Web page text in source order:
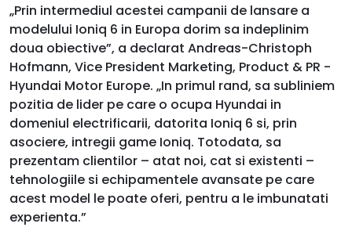
„Prin intermediul acestei campanii de lansare a
modelului Ioniq 6 in Europa dorim sa indeplinim
doua obiective”, a declarat Andreas-Christoph
Hofmann, Vice President Marketing, Product & PR -
Hyundai Motor Europe. „In primul rand, sa subliniem
pozitia de lider pe care o ocupa Hyundai in
domeniul electrificarii, datorita Ioniq 6 si, prin
asociere, intregii game Ioniq. Totodata, sa
prezentam clientilor – atat noi, cat si existenti –
tehnologiile si echipamentele avansate pe care
acest model le poate oferi, pentru a le imbunatati
experienta.”